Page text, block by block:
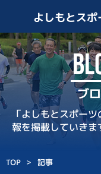
よしもとス
ブ
「よしもとスポー
報を掲載していきま
TOP > 記事